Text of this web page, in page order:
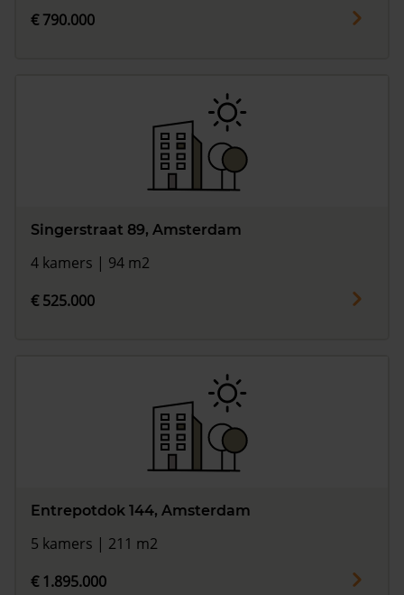
€ 790.000
Singerstraat 89, Amsterdam
4 kamers | 94 m2
€ 525.000
Entrepotdok 144, Amsterdam
5 kamers | 211 m2
€ 1.895.000